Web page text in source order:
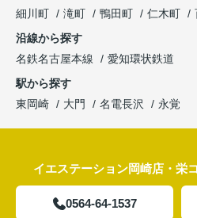
細川町
滝町 鴨田町 仁木町
沿線から探す
名鉄名古屋本線
愛知環状鉄道
駅から探す
東岡崎
大門 名電長沢 永覚
イエステーション岡崎店・栄
0564-64-1537